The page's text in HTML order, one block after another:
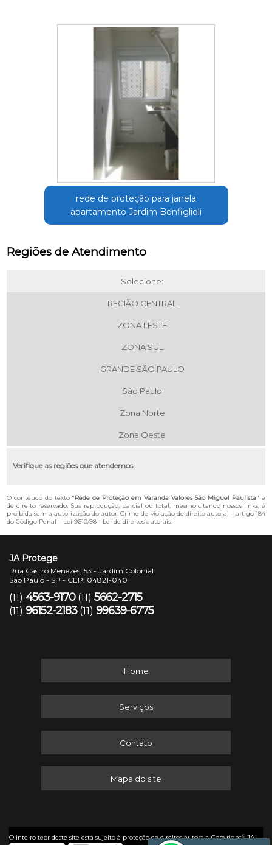
rede de proteção para janela
apartamento Jardim Bonfiglioli
Regiões de Atendimento
Selecione:
REGIÃO CENTRAL
ZONA LESTE
ZONA SUL
GRANDE SÃO PAULO
São Paulo
Zona Norte
Zona Oeste
Verifique as regiões que atendemos
O conteúdo do texto "Rede de Proteção em Varanda Valores São Miguel Paulista" é
de direito reservado. Sua reprodução, parcial ou total, mesmo citando nossos links, é
proibida sem a autorização do autor. Crime de violação de direito autoral – artigo 184
do Código Penal – Lei 9610/98 - Lei de direitos autorais.
JA Protege
Rua Castro Menezes, 53 - Jardim Colonial
São Paulo - SP - CEP: 04821-040
(11) 4563-9170 (11) 5662-2715
(11) 96152-2183 (11) 99639-6775
Home
Serviços
Contato
Mapa do site
O inteiro teor deste site está sujeito à proteção de direitos autorais. Copyright©JA